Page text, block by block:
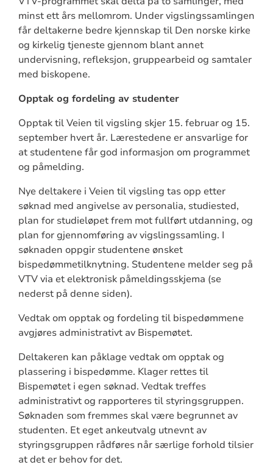
minst ett års mellomrom. Under vigslingssamlingen
får deltakerne bedre kjennskap til Den norske kirke
og kirkelig tjeneste gjennom blant annet
undervisning, refleksjon, gruppearbeid og samtaler
med biskopene.
Opptak og fordeling av studenter
Opptak til Veien til vigsling skjer 15. februar og 15.
september hvert år. Lærestedene er ansvarlige for
at studentene får god informasjon om programmet
og påmelding.
Nye deltakere i Veien til vigsling tas opp etter
søknad med angivelse av personalia, studiested,
plan for studieløpet frem mot fullført utdanning, og
plan for gjennomføring av vigslingssamling. I
søknaden oppgir studentene ønsket
bispedømmetilknytning. Studentene melder seg på
VTV via et elektronisk påmeldingsskjema (se
nederst på denne siden).
Vedtak om opptak og fordeling til bispedømmene
avgjøres administrativt av Bispemøtet.
Deltakeren kan påklage vedtak om opptak og
plassering i bispedømme. Klager rettes til
Bispemøtet i egen søknad. Vedtak treffes
administrativt og rapporteres til styringsgruppen.
Søknaden som fremmes skal være begrunnet av
studenten. Et eget ankeutvalg utnevnt av
styringsgruppen rådføres når særlige forhold tilsier
at det er behov for det.